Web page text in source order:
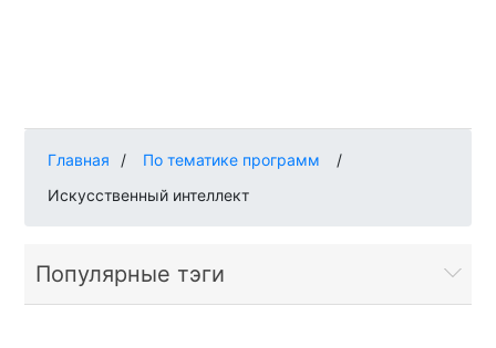
Главная / По тематике программ
/
Искусственный интеллект
Популярные тэги